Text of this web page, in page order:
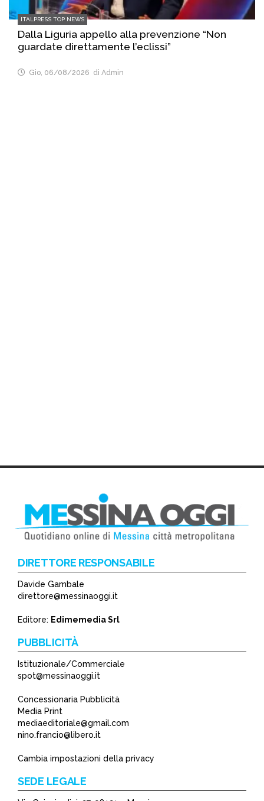
ITALPRESS TOP NEWS
Dalla Liguria appello alla prevenzione “Non
guardate direttamente l’eclissi”
Gio, 06/08/2026 di Admin
DIRETTORE RESPONSABILE
Davide Gambale
direttore@messinaoggi.it
Editore: Edimemedia Srl
PUBBLICITÀ
Istituzionale/Commerciale
spot@messinaoggi.it
Concessionaria Pubblicità
Media Print
mediaeditoriale@gmail.com
nino.francio@libero.it
Cambia impostazioni della privacy
SEDE LEGALE